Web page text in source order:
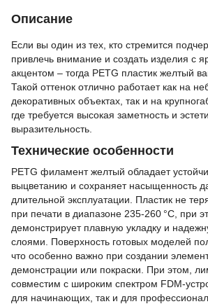
Описание
Если вы один из тех, кто стремится
привлечь внимание и создать изделия с
акцентом – тогда PETG пластик желтый
Такой оттенок отлично работает как на
декоративных объектах, так и на
где требуется высокая заметность и
выразительность.
Технические особенности
PETG филамент желтый обладает
выцветанию и сохраняет насыщенность
длительной эксплуатации. Пластик не
при печати в диапазоне 235-260 °C, при
демонстрирует плавную укладку и
слоями. Поверхность готовых моделей
что особенно важно при создании
демонстрации или покраски. При этом,
совместим с широким спектром FDM-
для начинающих, так и для